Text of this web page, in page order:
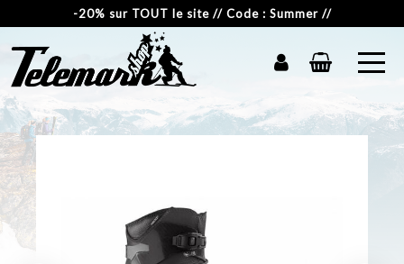
-20% sur TOUT le site // Code : Summer //